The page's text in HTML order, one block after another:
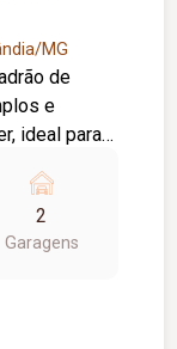
MG
de
e
ideal para
área
01 suíte;
2
Garagens